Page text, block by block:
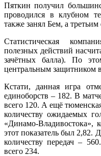
Пяткин получил
проводился в клубном
также занял Бем, а
Статистическая
полезных действий
зачётных балла). По
центральным защитником
Кстати, данная игра
единоборств – 182. В
всего 120. А ещё
количеству ожидаемых
«Динамо-Владивостока»,
этот показатель был
количеству передач –
всего 234.